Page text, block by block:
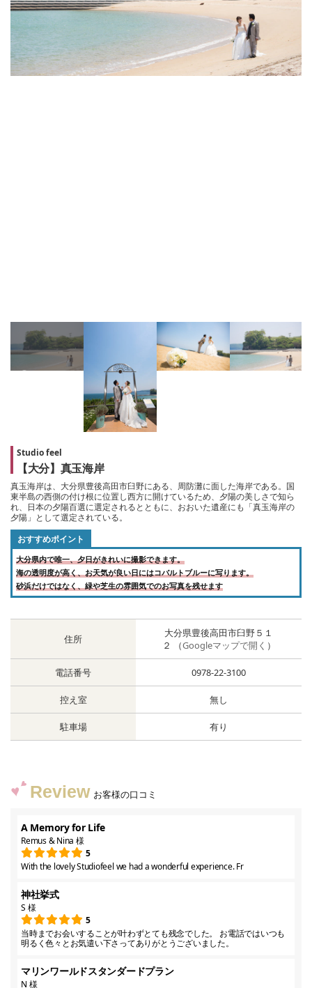
Studio feel
【大分】真玉海岸
真玉海岸は、大分県豊後高田市臼野にある、周防灘に面した海岸である。国
東半島の西側の付け根に位置し西方に開けているため、夕陽の美しさで知ら
れ、日本の夕陽百選に選定されるとともに、おおいた遺産にも「真玉海岸の
夕陽」として選定されている。
おすすめポイント
大分県内で唯一、夕日がきれいに撮影できます。
海の透明度が高く、お天気が良い日にはコバルトブルーに写ります。
砂浜だけではなく、緑や芝生の雰囲気でのお写真を残せます
住所
大分県豊後高田市臼野５１
２ （Googleマップで開く ）
電話番号 0978-22-3100
控え室 無し
駐車場 有り
Review お客様の口コミ
A Memory for Life
Remus & Nina 様
5
With the lovely Studiofeel we had a wonderful experience. Fr
神社挙式
S 様
5
当時までお会いすることが叶わずとても残念でした。 お電話ではいつも
明るく色々とお気遣い下さってありがとうございました。
マリンワールドスタンダードプラン
N 様